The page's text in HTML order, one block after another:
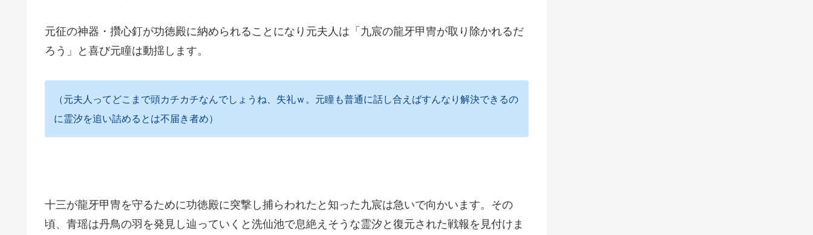
元征の神器・攢心釘が功徳殿に納められることになり元夫人は「九宸の龍牙甲冑が取り除かれるだ
ろう」と喜び元瞳は動揺します。
（元夫人ってどこまで頭カチカチなんでしょうね、失礼ｗ。元瞳も普通に話し合えばすんなり解決できるの
に霊汐を追い詰めるとは不届き者め）
十三が龍牙甲冑を守るために功徳殿に突撃し捕らわれたと知った九宸は急いで向かいます。その
頃、青瑶は丹鳥の羽を発見し辿っていくと洗仙池で息絶えそうな霊汐と復元された戦報を見付けま